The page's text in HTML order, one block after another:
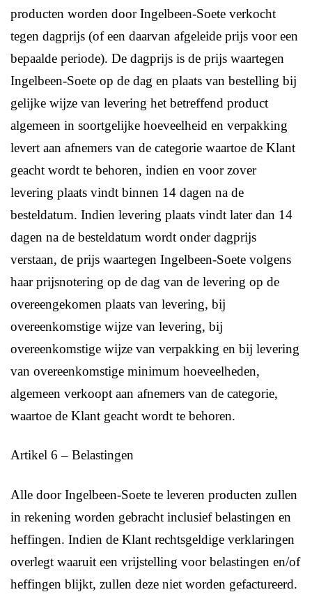
producten worden door Ingelbeen-Soete verkocht
tegen dagprijs (of een daarvan afgeleide prijs voor een
bepaalde periode). De dagprijs is de prijs waartegen
Ingelbeen-Soete op de dag en plaats van bestelling bij
gelijke wijze van levering het betreffend product
algemeen in soortgelijke hoeveelheid en verpakking
levert aan afnemers van de categorie waartoe de Klant
geacht wordt te behoren, indien en voor zover
levering plaats vindt binnen 14 dagen na de
besteldatum. Indien levering plaats vindt later dan 14
dagen na de besteldatum wordt onder dagprijs
verstaan, de prijs waartegen Ingelbeen-Soete volgens
haar prijsnotering op de dag van de levering op de
overeengekomen plaats van levering, bij
overeenkomstige wijze van levering, bij
overeenkomstige wijze van verpakking en bij levering
van overeenkomstige minimum hoeveelheden,
algemeen verkoopt aan afnemers van de categorie,
waartoe de Klant geacht wordt te behoren.
Artikel 6 – Belastingen
Alle door Ingelbeen-Soete te leveren producten zullen
in rekening worden gebracht inclusief belastingen en
heffingen. Indien de Klant rechtsgeldige verklaringen
overlegt waaruit een vrijstelling voor belastingen en/of
heffingen blijkt, zullen deze niet worden gefactureerd.